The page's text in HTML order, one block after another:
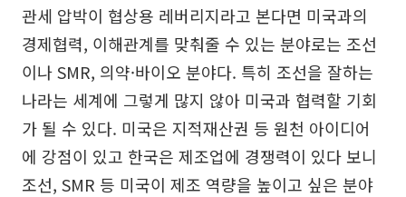
관세 압박이 협상용 레버리지라고 본다면 미국과의
경제협력, 이해관계를 맞춰줄 수 있는 분야로는 조선
이나 SMR, 의약·바이오 분야다. 특히 조선을 잘하는
나라는 세계에 그렇게 많지 않아 미국과 협력할 기회
가 될 수 있다. 미국은 지적재산권 등 원천 아이디어
에 강점이 있고 한국은 제조업에 경쟁력이 있다 보니
조선, SMR 등 미국이 제조 역량을 높이고 싶은 분야